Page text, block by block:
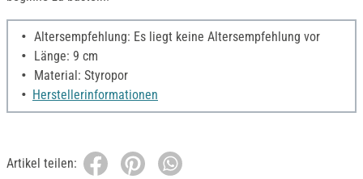
Altersempfehlung: Es liegt keine Altersempfehlung vor
Länge: 9 cm
Material: Styropor
Herstellerinformationen
Artikel teilen: